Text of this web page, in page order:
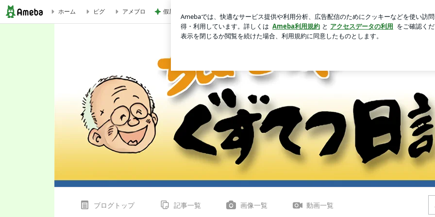
怒ったらダメ | ちばてつやのブログ『ぐずてつ日記』
ホーム ピグ アメブロ 假屋崎省吾 軽井沢駅構内のダリア ロ
ブログトップ 記事一覧 画像一覧 動画一覧